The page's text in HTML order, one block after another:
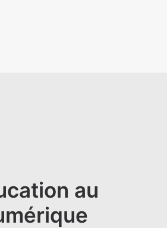
au